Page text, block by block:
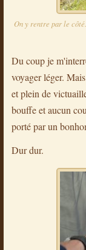
On y rentre par le
Du coup je
voyager léger.
et plein de
bouffe et aucun
porté par un
Dur dur.